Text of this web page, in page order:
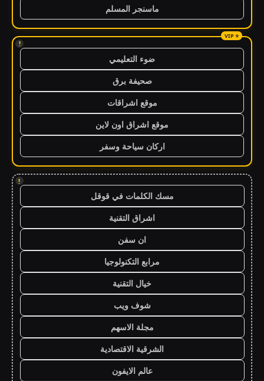
ماسنجر المسلم
!
ضوء التعليمي
صحيفة برق
موقع اشراقات
موقع اشراق اون لاين
اركان سياحة وسفر
!
مسك الكلمات في قوقل
اشراق التقنية
ان سفن
مرابع التكنولوجيا
خيال التقنية
شوف ويب
مجلة الاسهم
الشرقية الاقتصادية
عالم الايفون